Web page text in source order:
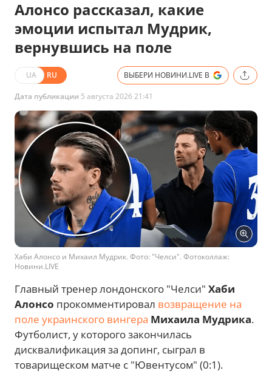
Алонсо рассказал, какие
эмоции испытал Мудрик,
вернувшись на поле
UA RU ВЫБЕРИ НОВИНИ.LIVE В
Дата публикации 5 августа 2026 21:41
Хаби Алонсо и Михаил Мудрик. Фото: "Челси". Фотоколлаж:
Новини.LIVE
Главный тренер лондонского "Челси" Хаби
Алонсо прокомментировал возвращение на
поле украинского вингера Михаила Мудрика.
Футболист, у которого закончилась
дисквалификация за допинг, сыграл в
товарищеском матче с "Ювентусом" (0:1).